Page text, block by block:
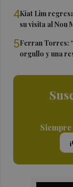
4Kiat Lim
su visita al Nou
5Ferran Torres:
orgullo y una